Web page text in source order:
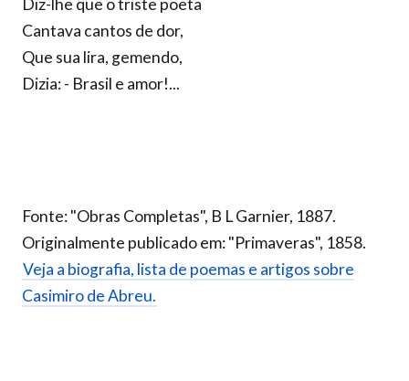
Diz-lhe que o triste poeta
Cantava cantos de dor,
Que sua lira, gemendo,
Dizia: - Brasil e amor!...
Fonte: "Obras Completas", B L Garnier, 1887.
Originalmente publicado em: "Primaveras", 1858.
Veja a biografia, lista de poemas e artigos sobre
Casimiro de Abreu.